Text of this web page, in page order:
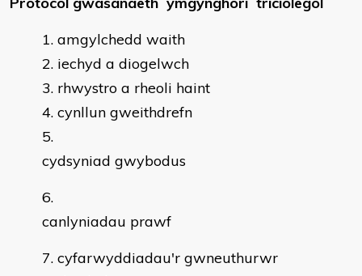
amgylchedd waith
iechyd a diogelwch
rhwystro a rheoli haint
cynllun gweithdrefn
cydsyniad gwybodus
canlyniadau prawf
cyfarwyddiadau'r gwneuthurwr